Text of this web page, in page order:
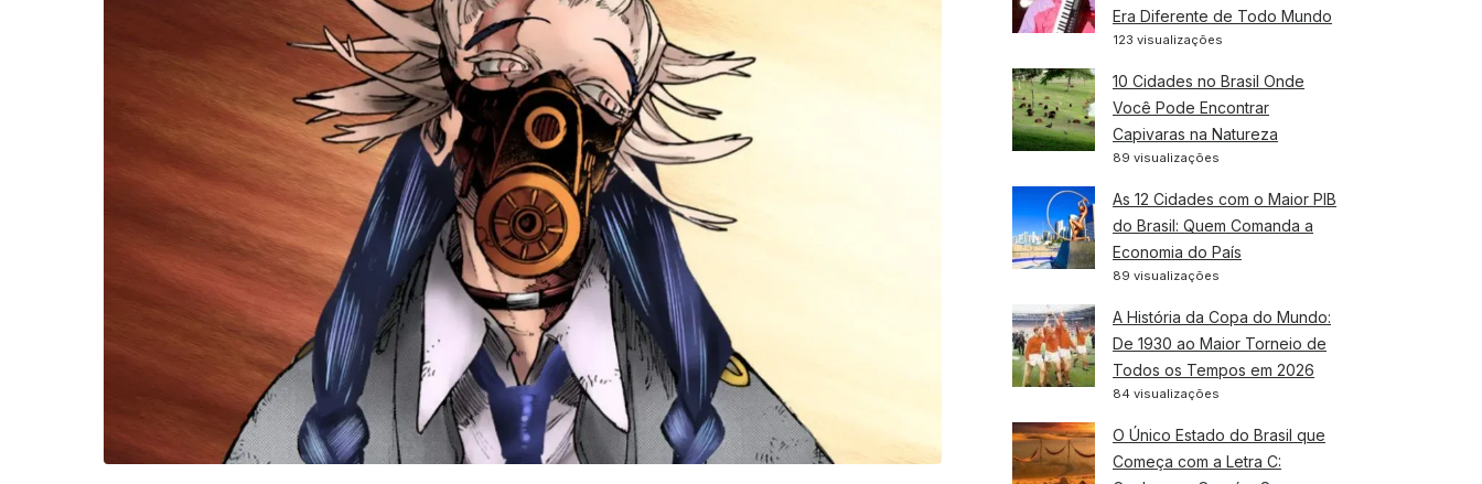
Era Diferente de Todo Mundo
123 visualizações
10 Cidades no Brasil Onde
Você Pode Encontrar
Capivaras na Natureza
89 visualizações
As 12 Cidades com o Maior PIB
do Brasil: Quem Comanda a
Economia do País
89 visualizações
A História da Copa do Mundo:
De 1930 ao Maior Torneio de
Todos os Tempos em 2026
84 visualizações
O Único Estado do Brasil que
Começa com a Letra C: